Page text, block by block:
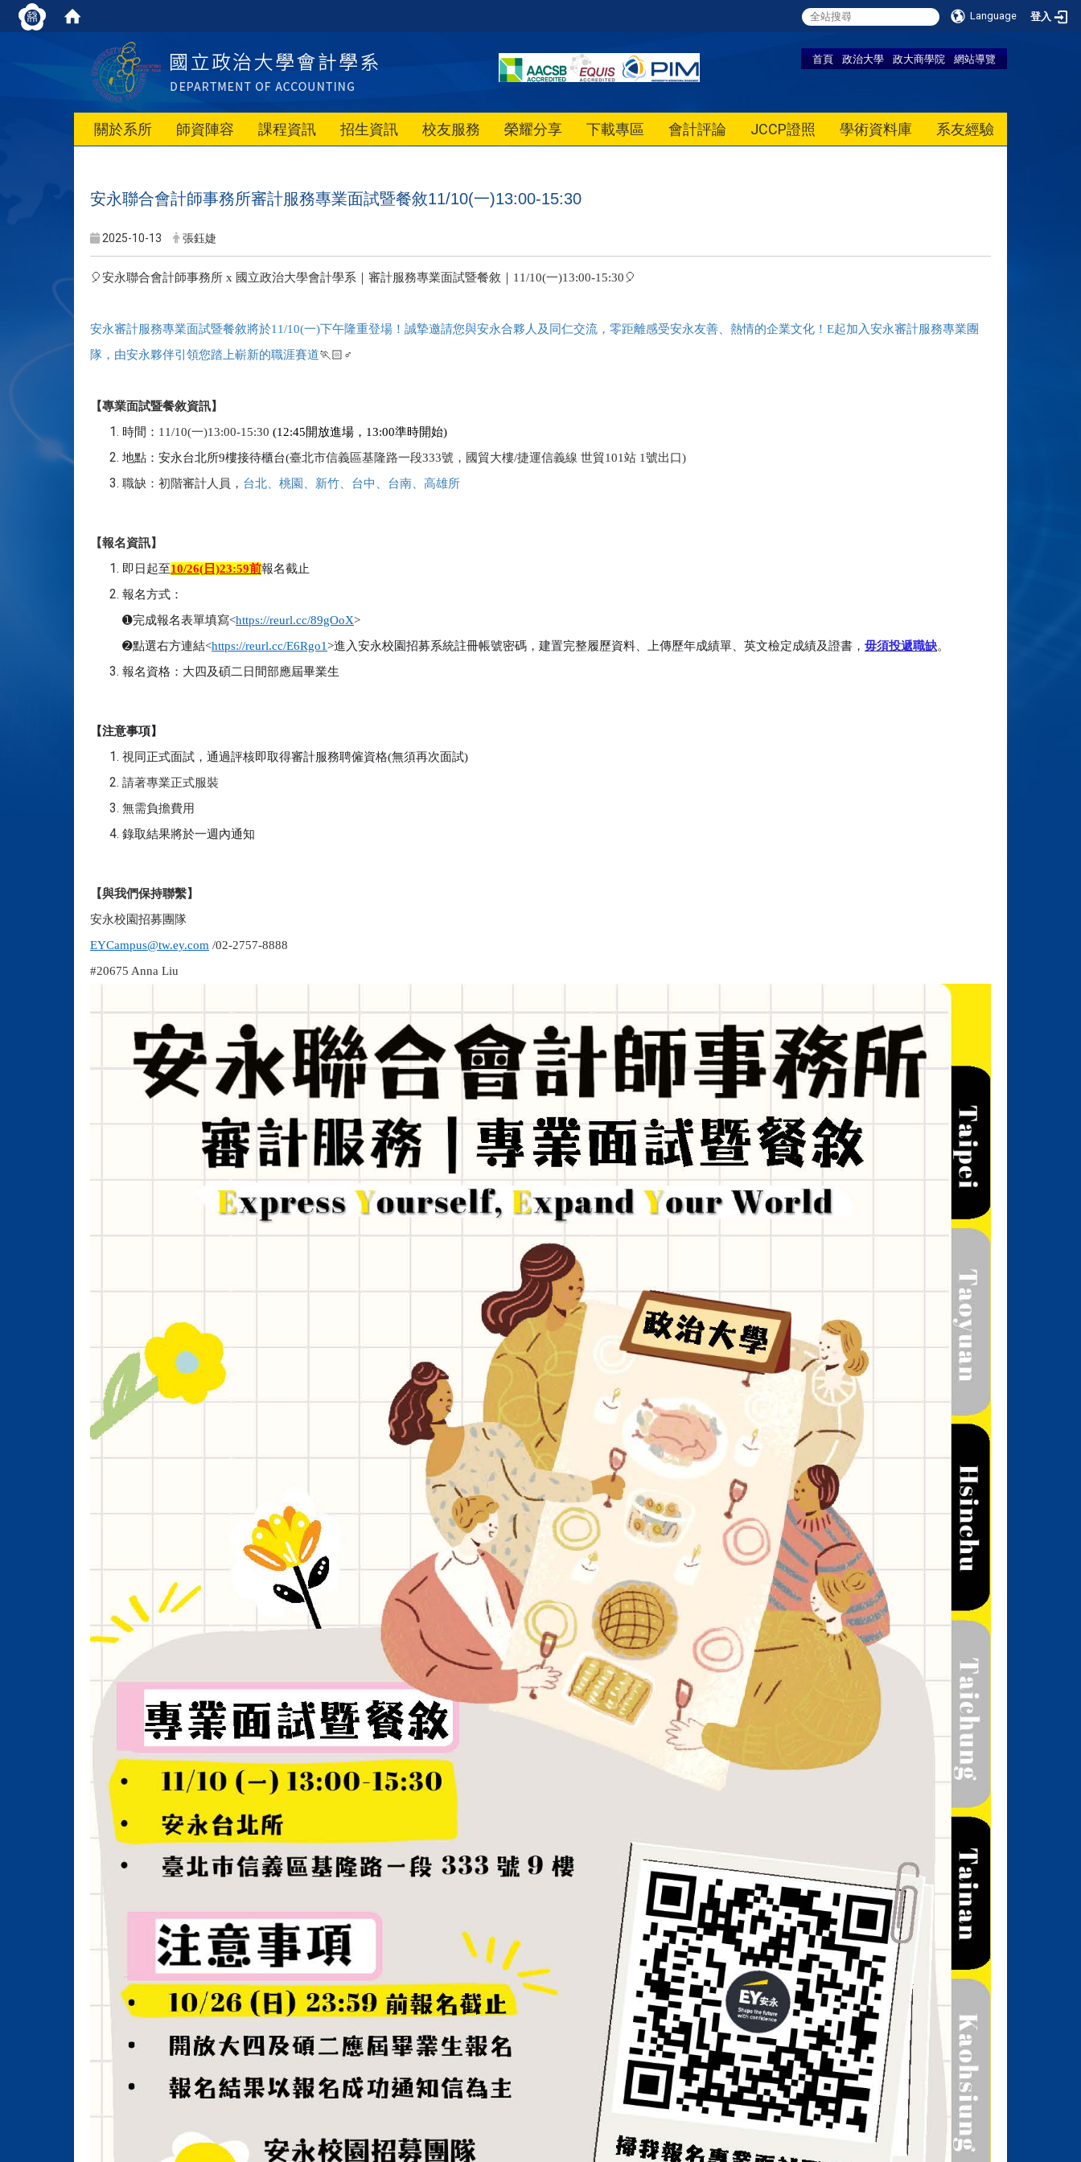
Language 登入
首頁 政治大學 政大商學院 網站導覽
關於系所 師資陣容 課程資訊 招生資訊 校友服務 榮耀分享 下載專區 會計評論 JCCP證照 學術資料庫 系友經驗
安永聯合會計師事務所審計服務專業面試暨餐敘11/10(一)13:00-15:30
2025-10-13 張鈺婕
🎈安永聯合會計師事務所 x 國立政治大學會計學系｜審計服務專業面試暨餐敘｜11/10(一)13:00-15:30🎈
安永審計服務專業面試暨餐敘將於11/10(一)下午隆重登場！誠摯邀請您與安永合夥人及同仁交流，零距離感受安永友善、熱情的企業文化！E起加入安永審計服務專業團
隊，由安永夥伴引領您踏上嶄新的職涯賽道🏃🏻 ♂️
【專業面試暨餐敘資訊】
時間： 11/10(一)13:00-15:30 (12:45開放進場，13:00準時開始)
地點：安永台北所9樓接待櫃台(臺北市信義區基隆路一段333號，國貿大樓/捷運信義線 世貿101站 1號出口)
職缺：初階審計人員， 台北、桃園、新竹、台中、台南、高雄所
【報名資訊】
即日起至10/26( 日)23:59前報名截止
報名方式：
➊完成報名表單填寫<https://reurl.cc/89gOoX>
➋點選右方連結<https://reurl.cc/E6Rgo1>進入安永校園招募系統註冊帳號密碼，建置完整履歷資料、上傳歷年成績單、英文檢定成績及證書， 毋須投遞職缺。
報名資格：大四及碩二日間部應屆畢業生
【注意事項】
視同正式面試，通過評核即取得審計服務聘僱資格(無須再次面試)
請著專業正式服裝
無需負擔費用
錄取結果將於一週內通知
【與我們保持聯繫】
安永校園招募團隊
EYCampus@tw.ey.com /02-2757-8888
#20675 Anna Liu